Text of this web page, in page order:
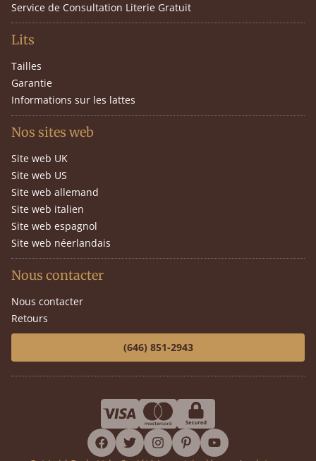
Service de Consultation Literie Gratuit
Lits
Tailles
Garantie
Informations sur les lattes
Nos sites web
Site web UK
Site web US
Site web allemand
Site web italien
Site web espagnol
Site web néerlandais
Nous contacter
Nous contacter
Retours
(646) 851-2943
facebook
twitterinstagram
pinterestyoutube